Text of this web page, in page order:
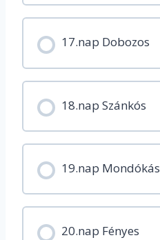
17.nap Dobozos
18.nap Szánkós
19.nap Mondókás
20.nap Fényes